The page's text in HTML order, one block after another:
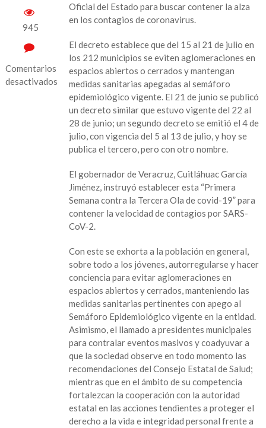
945
Comentarios
desactivados
Oficial del Estado para buscar contener la alza
en los contagios de coronavirus.
El decreto establece que del 15 al 21 de julio en
los 212 municipios se eviten aglomeraciones en
espacios abiertos o cerrados y mantengan
medidas sanitarias apegadas al semáforo
epidemiológico vigente. El 21 de junio se publicó
un decreto similar que estuvo vigente del 22 al
28 de junio; un segundo decreto se emitió el 4 de
julio, con vigencia del 5 al 13 de julio, y hoy se
publica el tercero, pero con otro nombre.
El gobernador de Veracruz, Cuitláhuac García
Jiménez, instruyó establecer esta “Primera
Semana contra la Tercera Ola de covid-19” para
contener la velocidad de contagios por SARS-
CoV-2.
Con este se exhorta a la población en general,
sobre todo a los jóvenes, autorregularse y hacer
conciencia para evitar aglomeraciones en
espacios abiertos y cerrados, manteniendo las
medidas sanitarias pertinentes con apego al
Semáforo Epidemiológico vigente en la entidad.
Asimismo, el llamado a presidentes municipales
para contralar eventos masivos y coadyuvar a
que la sociedad observe en todo momento las
recomendaciones del Consejo Estatal de Salud;
mientras que en el ámbito de su competencia
fortalezcan la cooperación con la autoridad
estatal en las acciones tendientes a proteger el
derecho a la vida e integridad personal frente a